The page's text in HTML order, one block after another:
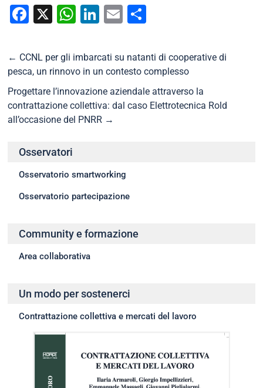
Facebook
X WhatsApp
LinkedIn
Email
← CCNL per gli imbarcati su natanti di cooperative di
pesca, un rinnovo in un contesto complesso
Progettare l’innovazione aziendale attraverso la
contrattazione collettiva: dal caso Elettrotecnica Rold
all’occasione del PNRR →
Osservatori
Osservatorio smartworking
Osservatorio partecipazione
Community e formazione
Area collaborativa
Un modo per sostenerci
Contrattazione collettiva e mercati del lavoro